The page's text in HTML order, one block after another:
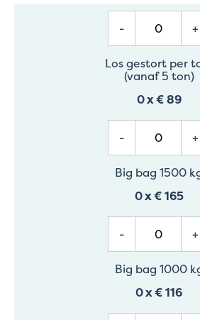
- +
Los gestort per
(vanaf 5 ton)
0x€ 89
- +
Big bag 1500
0x€ 165
- +
Big bag 1000
0x€ 116